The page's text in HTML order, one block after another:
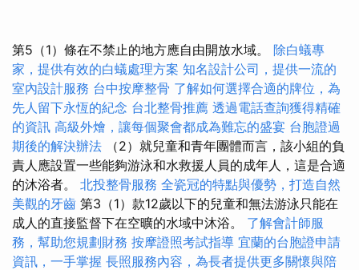
第5（1）條在不禁止的地方應自由開放水域。 除白蟻專
家，提供有效的白蟻處理方案 知名設計公司，提供一流的
室內設計服務 台中按摩整骨 了解如何選擇合適的牌位，為
先人留下永恆的紀念 台北整骨推薦 透過電話查詢獲得精確
的資訊 高級外燴，讓每個聚會都成為難忘的盛宴 台胞證過
期後的解決辦法 （2）就兒童和青年團體而言，該小組的負
責人應設置一些能夠游泳和水救援人員的成年人，這是合適
的沐浴者。 北投整骨服務 全瓷冠的特點與優勢，打造自然
美觀的牙齒 第3（1）款12歲以下的兒童和無法游泳只能在
成人的直接監督下在空曠的水域中沐浴。 了解會計師服
務，幫助您規劃財務 按摩證照考試指導 宜蘭的台胞證申請
資訊，一手掌握 長照服務內容，為長者提供更多關懷與陪